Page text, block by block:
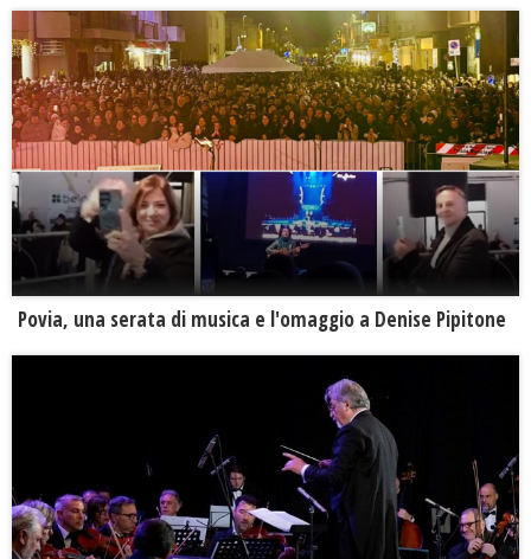
Povia, una serata di musica e l'omaggio a Denise Pipitone